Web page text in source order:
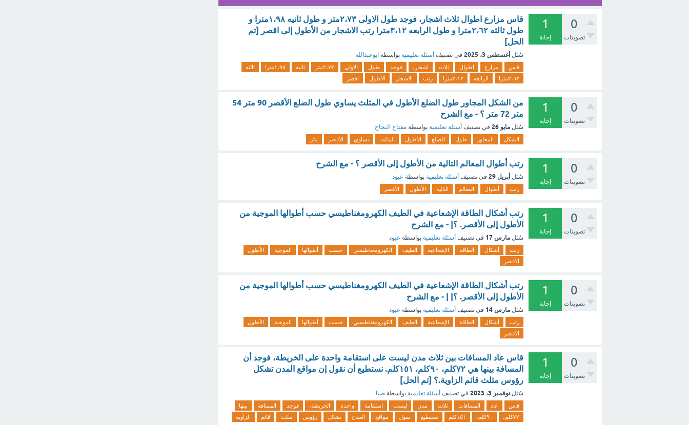
0
تصويتات
1
إجابة
قاس مزارع اطوال ثلاث اشجار، فوجد طول الاولى ٢،٧٣متر و طول ثانيه ١،٩٨مترا و
طول ثالثه ٢،٦٢مترا و طول الرابعه ٣،١٢مترا رتب الاشجار من الأطول إلى اقصر [تم
الحل]
سُئل أغسطس 3، 2025 في تصنيف أسئلة تعليمية بواسطة ابوعبدالله
قاس مزارع اطوال ثلاث اشجار، فوجد طول الاولى ٢،٧٣متر ثانيه ١،٩٨مترا
ثالثه
٢،٦٢مترا
الرابعه ٣،١٢مترا رتب الاشجار الأطول اقصر
0
تصويتات
1
إجابة
من الشكل المجاور طول الضلع الأطول في المثلث يساوي طول الضلع الأقصر 90 متر 54
متر 72 متر ؟ - مع الشرح
سُئل مايو 26 في تصنيف أسئلة تعليمية بواسطة مفتاح النجاح
الشكل المجاور طول الضلع الأطول المثلث يساوي الأقصر متر
0
تصويتات
1
إجابة
رتب أطوال المعالم التالية من الأطول إلى الأقصر ؟ - مع الشرح
سُئل أبريل 29 في تصنيف أسئلة تعليمية بواسطة عبود
رتب أطوال المعالم التالية الأطول الأقصر
0
تصويتات
1
إجابة
رتب أشكال الطاقة الإشعاعية في الطيف الكهرومغناطيسي حسب أطوالها الموجية من
الأطول إلى الأقصر. ؟| - مع الشرح
سُئل مارس 17 في تصنيف أسئلة تعليمية بواسطة عبود
رتب أشكال الطاقة الإشعاعية الطيف الكهرومغناطيسي حسب أطوالها الموجية
الأطول
الأقصر
0
تصويتات
1
إجابة
رتب أشكال الطاقة الإشعاعية في الطيف الكهرومغناطيسي حسب أطوالها الموجية من
الأطول إلى الأقصر. ؟| | - مع الشرح
سُئل مارس 14 في تصنيف أسئلة تعليمية بواسطة عبود
رتب أشكال الطاقة الإشعاعية الطيف الكهرومغناطيسي حسب أطوالها الموجية
الأطول
الأقصر
0
تصويتات
1
إجابة
قاس عاد المسافات بين ثلاث مدن ليست على استقامة واحدة على الخريطة، فوجد أن
المسافة بينها هي ٧٢كلم، ٩٠كلم، ١٥١كلم. نستطيع أن نقول إن مواقع المدن تشكل
رؤوس مثلث قائم الزاوية.؟ [تم الحل]
سُئل نوفمبر 3، 2023 في تصنيف أسئلة تعليمية بواسطة صبا
قاس عاد المسافات ثلاث مدن ليست استقامة واحدة الخريطة، فوجد المسافة
بينها
٧٢كلم،
٩٠كلم، ١٥١كلم نستطيع نقول مواقع المدن تشكل رؤوس مثلث قائم الزاوية